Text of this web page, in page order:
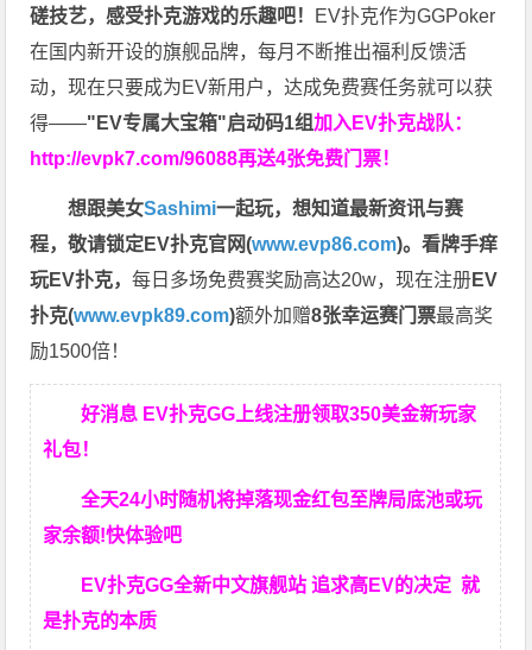
磋技艺，感受扑克游戏的乐趣吧！ EV扑克作为GGPoker
在国内新开设的旗舰品牌，每月不断推出福利反馈活
动，现在只要成为EV新用户，达成免费赛任务就可以获
得——"EV专属大宝箱"启动码1组加入EV扑克战队：
http://evpk7.com/96088再送4张免费门票！
想跟美女Sashimi一起玩，想知道最新资讯与赛
程，敬请锁定EV扑克官网(www.evp86.com)。看牌手痒
玩EV扑克，每日多场免费赛奖励高达20w，现在注册EV
扑克(www.evpk89.com)额外加赠8张幸运赛门票最高奖
励1500倍！
好消息 EV扑克GG上线注册领取350美金新玩家
礼包！
全天24小时随机将掉落现金红包至牌局底池或玩
家余额!快体验吧
EV扑克GG全新中文旗舰站 追求高EV的决定就
是扑克的本质